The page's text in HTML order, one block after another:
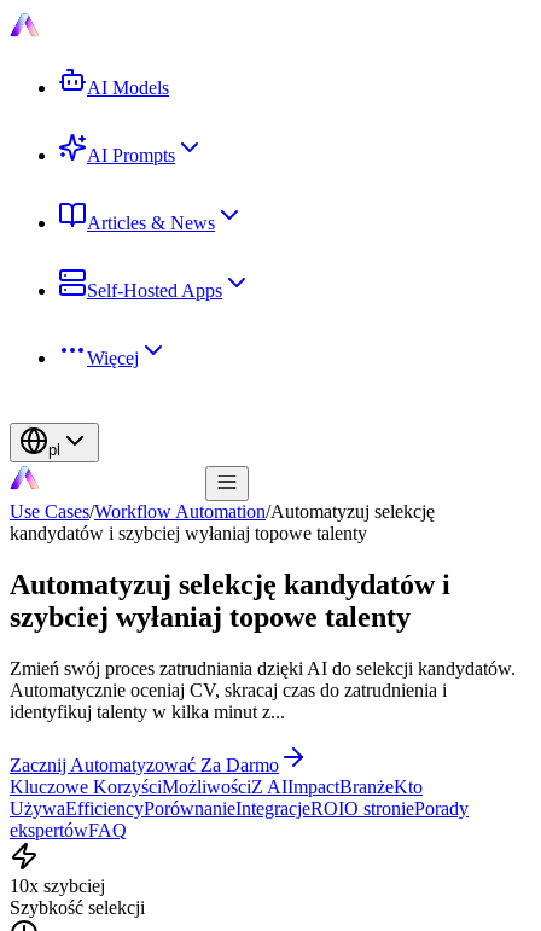
AI Models
AI Prompts
Articles & News
Self-Hosted Apps
Więcej
pl
Use Cases/Workflow Automation/Automatyzuj selekcję
kandydatów i szybciej wyłaniaj topowe talenty
Automatyzuj selekcję kandydatów i
szybciej wyłaniaj topowe talenty
Zmień swój proces zatrudniania dzięki AI do selekcji kandydatów.
Automatycznie oceniaj CV, skracaj czas do zatrudnienia i
identyfikuj talenty w kilka minut z...
Zacznij Automatyzować Za Darmo
Kluczowe KorzyściMożliwościZ AIImpactBranżeKto
UżywaEfficiencyPorównanieIntegracjeROIO stroniePorady
ekspertówFAQ
10x szybciej
Szybkość selekcji